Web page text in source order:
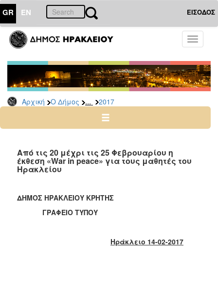
GR EN ΕΙΣΟΔΟΣ
Toggle
Αρχική Ο Δήμος ... 2017
ΔΗΜΟΣ
Δελτία
Τύπου
Αρχείο
2026
2024
2022
2021
Από τις 20 μέχρι τις 25 Φεβρουαρίου η
έκθεση «War in peace» για τους μαθητές του
Ηρακλείου
ΔΗΜΟΣ ΗΡΑΚΛΕΙΟΥ ΚΡΗΤΗΣ
ΓΡΑΦΕΙΟ ΤΥΠΟΥ
Ηράκλειο 14-02-2017